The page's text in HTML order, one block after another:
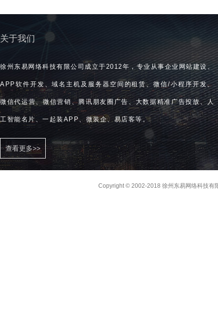
关于我们
徐州东易网络科技有限公司成立于2012年，专业从事企业网站建设、
APP软件开发、域名主机及服务器空间的租赁、微信/小程序开发、
微信代运营、微信营销、腾讯朋友圈广告、大数据精准广告投放、人
工智能名片、一起装APP、微装企、易店客等。
查看更多>>
Copyright © 2002-2018 徐州东易网络科